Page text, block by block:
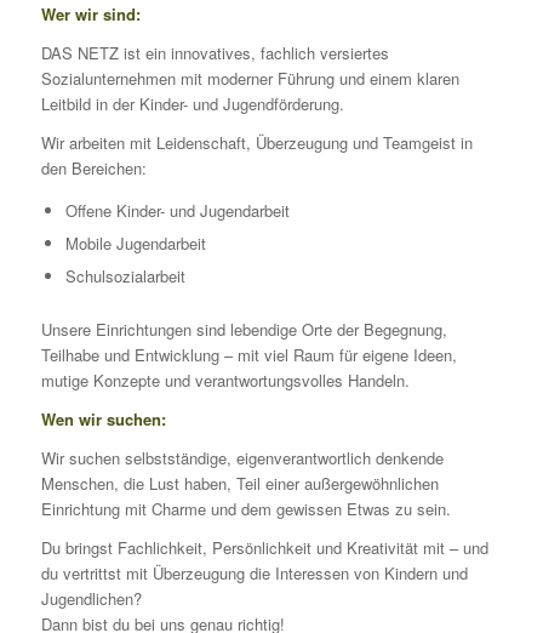
Wer wir sind:
DAS NETZ ist ein innovatives, fachlich versiertes
Sozialunternehmen mit moderner Führung und einem klaren
Leitbild in der Kinder- und Jugendförderung.
Wir arbeiten mit Leidenschaft, Überzeugung und Teamgeist in
den Bereichen:
Offene Kinder- und Jugendarbeit
Mobile Jugendarbeit
Schulsozialarbeit
Unsere Einrichtungen sind lebendige Orte der Begegnung,
Teilhabe und Entwicklung – mit viel Raum für eigene Ideen,
mutige Konzepte und verantwortungsvolles Handeln.
Wen wir suchen:
Wir suchen selbstständige, eigenverantwortlich denkende
Menschen, die Lust haben, Teil einer außergewöhnlichen
Einrichtung mit Charme und dem gewissen Etwas zu sein.
Du bringst Fachlichkeit, Persönlichkeit und Kreativität mit – und
du vertrittst mit Überzeugung die Interessen von Kindern und
Jugendlichen?
Dann bist du bei uns genau richtig!